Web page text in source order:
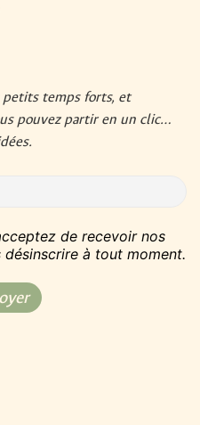
petits temps forts, et
pouvez partir en un clic…
de recevoir nos
à tout moment.